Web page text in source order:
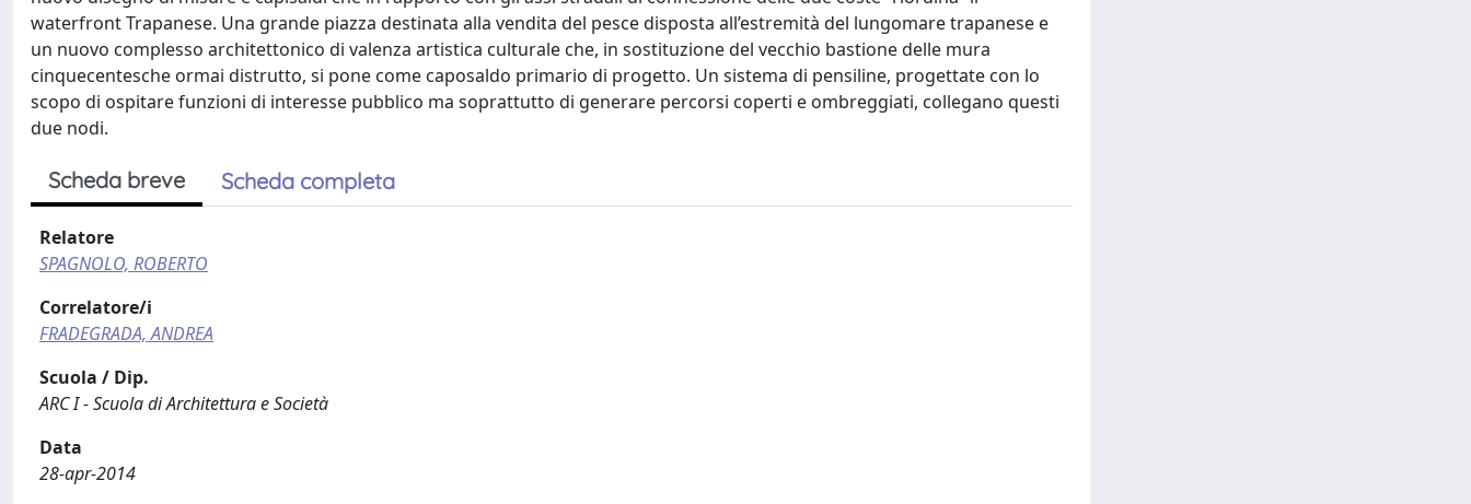
waterfront Trapanese. Una grande piazza destinata alla vendita del pesce disposta all’estremità del lungomare trapanese e
un nuovo complesso architettonico di valenza artistica culturale che, in sostituzione del vecchio bastione delle mura
cinquecentesche ormai distrutto, si pone come caposaldo primario di progetto. Un sistema di pensiline, progettate con lo
scopo di ospitare funzioni di interesse pubblico ma soprattutto di generare percorsi coperti e ombreggiati, collegano questi
due nodi.
Scheda breve Scheda completa
Relatore
SPAGNOLO, ROBERTO
Correlatore/i
FRADEGRADA, ANDREA
Scuola / Dip.
ARC I - Scuola di Architettura e Società
Data
28-apr-2014